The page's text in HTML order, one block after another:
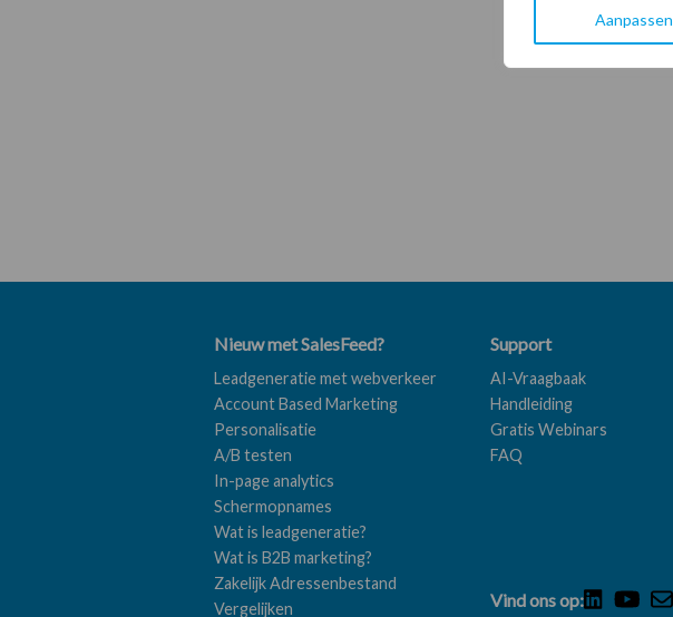
Aanpassen
Nieuw met SalesFeed?
Leadgeneratie met webverkeer
Account Based Marketing
Personalisatie
A/B testen
In-page analytics
Schermopnames
Wat is leadgeneratie?
Wat is B2B marketing?
Zakelijk Adressenbestand
Vergelijken
Support
AI-Vraagbaak
Handleiding
Gratis Webinars
FAQ
Vind ons op: